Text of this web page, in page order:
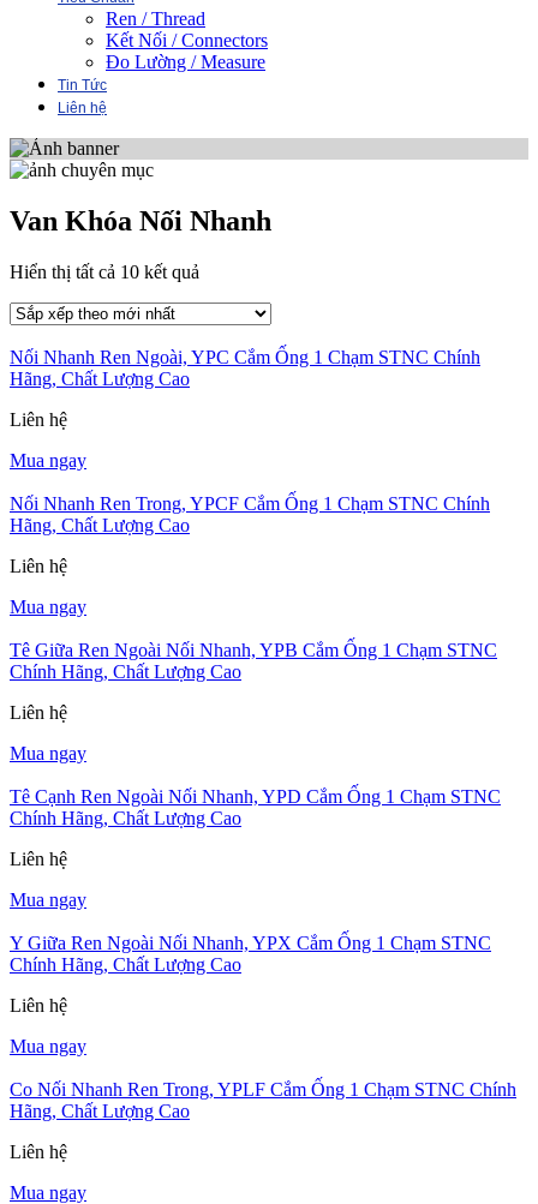
Ren / Thread
Kết Nối / Connectors
Đo Lường / Measure
Tin Tức
Liên hệ
Van Khóa Nối Nhanh
Hiển thị tất cả 10 kết quả
mới
Nối Nhanh Ren Ngoài, YPC Cắm Ống 1 Chạm STNC Chính
Hãng, Chất Lượng Cao
Liên hệ
Mua ngay
Nối Nhanh Ren Trong, YPCF Cắm Ống 1 Chạm STNC Chính
Hãng, Chất Lượng Cao
Liên hệ
Mua ngay
Tê Giữa Ren Ngoài Nối Nhanh, YPB Cắm Ống 1 Chạm STNC
Chính Hãng, Chất Lượng Cao
Liên hệ
Mua ngay
Tê Cạnh Ren Ngoài Nối Nhanh, YPD Cắm Ống 1 Chạm STNC
Chính Hãng, Chất Lượng Cao
Liên hệ
Mua ngay
Y Giữa Ren Ngoài Nối Nhanh, YPX Cắm Ống 1 Chạm STNC
Chính Hãng, Chất Lượng Cao
Liên hệ
Mua ngay
Co Nối Nhanh Ren Trong, YPLF Cắm Ống 1 Chạm STNC Chính
Hãng, Chất Lượng Cao
Liên hệ
Mua ngay